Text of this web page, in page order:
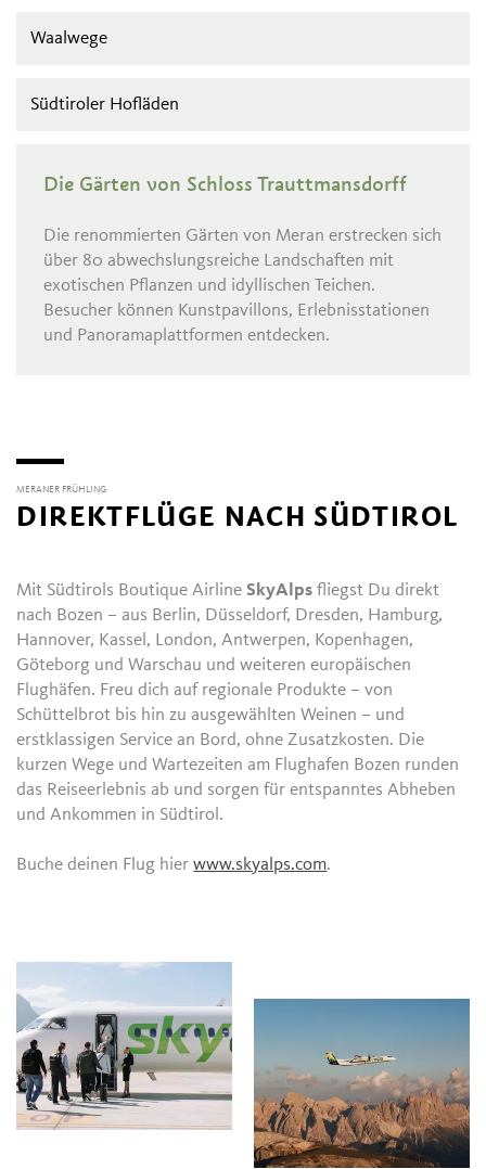
Waalwege
Südtiroler Hofläden
Die Gärten von Schloss Trauttmansdorff
Die renommierten Gärten von Meran erstrecken sich
über 80 abwechslungsreiche Landschaften mit
exotischen Pflanzen und idyllischen Teichen.
Besucher können Kunstpavillons, Erlebnisstationen
und Panoramaplattformen entdecken.
MERANER FRÜHLING
DIREKTFLÜGE NACH SÜDTIROL
Mit Südtirols Boutique AirlineSkyAlps fliegst Du direkt
nach Bozen – aus Berlin, Düsseldorf, Dresden, Hamburg,
Hannover, Kassel, London, Antwerpen, Kopenhagen,
Göteborg und Warschau und weiteren europäischen
Flughäfen. Freu dich auf regionale Produkte – von
Schüttelbrot bis hin zu ausgewählten Weinen – und
erstklassigen Service an Bord, ohne Zusatzkosten. Die
kurzen Wege und Wartezeiten am Flughafen Bozen runden
das Reiseerlebnis ab und sorgen für entspanntes Abheben
und Ankommen in Südtirol.
Buche deinen Flug hierwww.skyalps.com.